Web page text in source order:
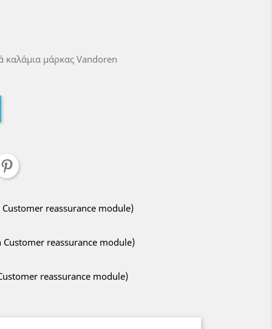
καλάμια μάρκας Vandoren
reassurance module)
reassurance module)
reassurance module)